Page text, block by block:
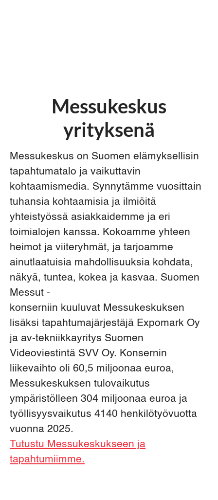
Messukeskus
yrityksenä
Messukeskus on Suomen elämyksellisin
tapahtumatalo ja vaikuttavin
kohtaamismedia. Synnytämme vuosittain
tuhansia kohtaamisia ja ilmiöitä
yhteistyössä asiakkaidemme ja eri
toimialojen kanssa. Kokoamme yhteen
heimot ja viiteryhmät, ja tarjoamme
ainutlaatuisia mahdollisuuksia kohdata,
näkyä, tuntea, kokea ja kasvaa. Suomen
Messut -
konserniin kuuluvat Messukeskuksen
lisäksi tapahtumajärjestäjä Expomark Oy
ja av-tekniikkayritys Suomen
Videoviestintä SVV Oy. Konsernin
liikevaihto oli 60,5 miljoonaa euroa,
Messukeskuksen tulovaikutus
ympäristölleen 304 miljoonaa euroa ja
työllisyysvaikutus 4140 henkilötyövuotta
vuonna 2025.
Tutustu Messukeskukseen ja
tapahtumiimme.